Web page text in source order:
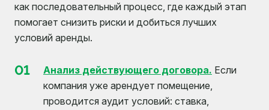
как последовательный процесс, где каждый этап
помогает снизить риски и добиться лучших
условий аренды.
01 Анализ действующего договора. Если
компания уже арендует помещение,
проводится аудит условий: ставка,